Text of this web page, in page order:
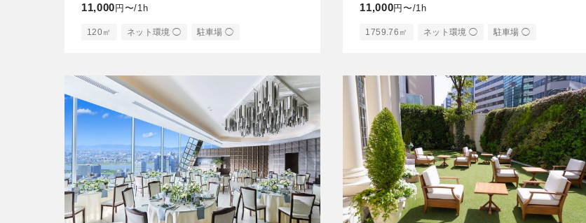
11,000円〜/1h
120㎡ ネット環境 ◯ 駐車場 ◯
11,000円〜/1h
1759.76㎡ ネット環境 ◯ 駐車場 ◯